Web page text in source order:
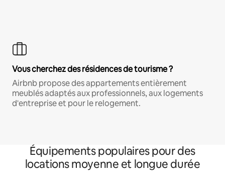
Vous cherchez des résidences de tourisme ?
Airbnb propose des appartements entièrement
meublés adaptés aux professionnels, aux logements
d'entreprise et pour le relogement.
Équipements populaires pour des
locations moyenne et longue durée